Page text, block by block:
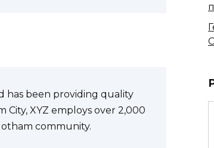
has been providing quality
XYZ employs over 2,000
community.